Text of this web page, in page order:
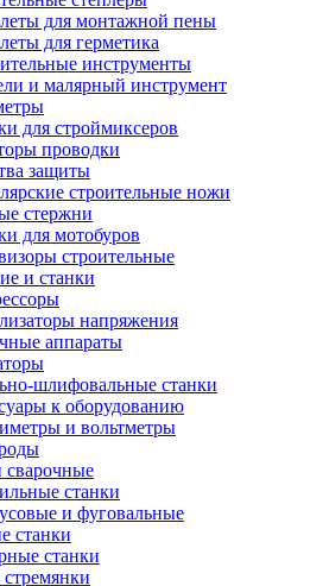
для монтажной пены
для герметика
инструменты
и малярный инструмент
для строймиксеров
проводки
защиты
строительные ножи
стержни
для мотобуров
строительные
и станки
напряжения
аппараты
шлифовальные станки
к оборудованию
и вольтметры
станки
и фуговальные
станки
станки